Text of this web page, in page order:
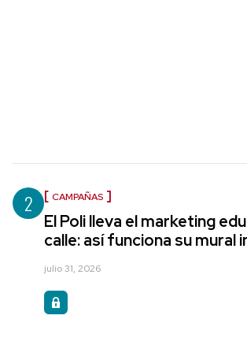
2 CAMPAÑAS
El Poli lleva el marketing
calle: así funciona su mural
julio 31, 2026